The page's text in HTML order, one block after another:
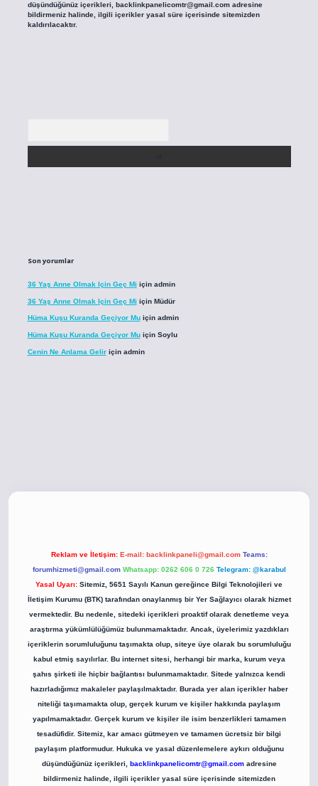
düşündüğünüz içerikleri, backlinkpanelicomtr@gmail.comadresine
bildirmeniz halinde, ilgili içerikler yasal süre içerisinde sitemizden
kaldırılacaktır.
Son yorumlar
36 Yaş Anne Olmak Için Geç Mi için admin
36 Yaş Anne Olmak Için Geç Mi için Müdür
Hüma Kuşu Kuranda Geçiyor Muiçin admin
Hüma Kuşu Kuranda Geçiyor Muiçin Soylu
Cenin Ne Anlama Geliriçin admin
Reklam ve İletişim: E-mail: backlinkpaneli@gmail.com Teams:
forumhizmeti@gmail.com Whatsapp: 0262 606 0 726 Telegram: @karabul
Yasal Uyarı: Sitemiz, 5651 Sayılı Kanun gereğince Bilgi Teknolojileri ve
İletişim Kurumu (BTK) tarafından onaylanmış bir Yer Sağlayıcı olarak hizmet
vermektedir. Bu nedenle, sitedeki içerikleri proaktif olarak denetleme veya
araştırma yükümlülüğümüz bulunmamaktadır. Ancak, üyelerimiz yazdıkları
içeriklerin sorumluluğunu taşımakta olup, siteye üye olarak bu sorumluluğu
kabul etmiş sayılırlar. Bu internet sitesi, herhangi bir marka, kurum veya
şahıs şirketi ile hiçbir bağlantısı bulunmamaktadır. Sitede yalnızca kendi
hazırladığımız makaleler paylaşılmaktadır. Burada yer alan içerikler haber
niteliği taşımamakta olup, gerçek kurum ve kişiler hakkında paylaşım
yapılmamaktadır. Gerçek kurum ve kişiler ile isim benzerlikleri tamamen
tesadüfidir. Sitemiz, kar amacı gütmeyen ve tamamen ücretsiz bir bilgi
paylaşım platformudur. Hukuka ve yasal düzenlemelere aykırı olduğunu
düşündüğünüz içerikleri, backlinkpanelicomtr@gmail.comadresine
bildirmeniz halinde, ilgili içerikler yasal süre içerisinde sitemizden